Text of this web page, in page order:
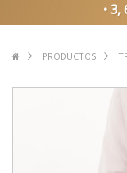
• 3,
PRODUCTOS